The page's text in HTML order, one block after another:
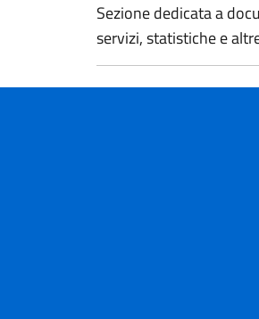
Sezione dedicata a
servizi, statistiche e